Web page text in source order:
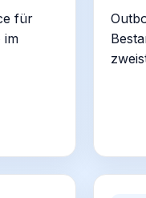
für
im